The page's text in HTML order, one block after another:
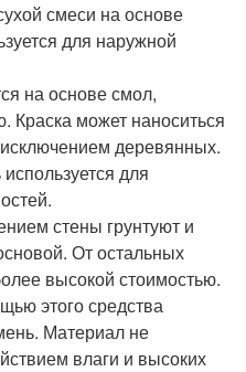
смеси на основе
для наружной
на основе смол,
Краска может наноситься
деревянных.
для
стены грунтуют и
От остальных
высокой стоимостью.
этого средства
Материал не
влаги и высоких